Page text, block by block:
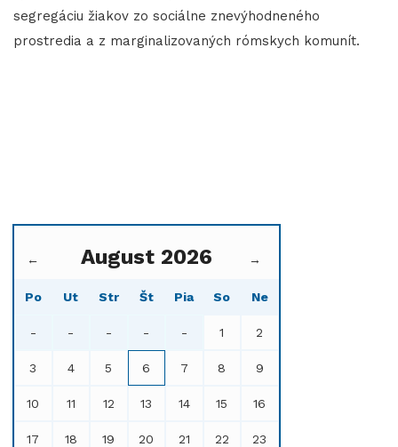
segregáciu žiakov zo sociálne znevýhodneného
prostredia a z marginalizovaných rómskych komunít.
← August 2026 →
Po Ut Str Št Pia So Ne
- - - - - 1 2
3 4 5 6 7 8 9
10 11 12 13 14 15 16
17 18 19 20 21 22 23